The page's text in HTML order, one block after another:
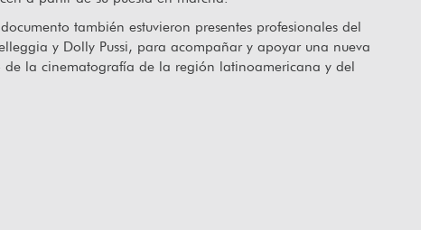
también estuvieron presentes profesionales del
y Dolly Pussi, para acompañar y apoyar una nueva
la cinematografía de la región latinoamericana y del